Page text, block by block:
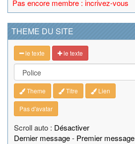
Pas encore membre : incrivez-vous
THEME DU SITE
le texte le texte
Theme Titre Lien
Pas d'avatar
Scroll auto : Désactiver
Dernier message- Premier message